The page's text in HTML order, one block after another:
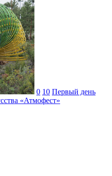
0 10 Первый день
«Атмофест»